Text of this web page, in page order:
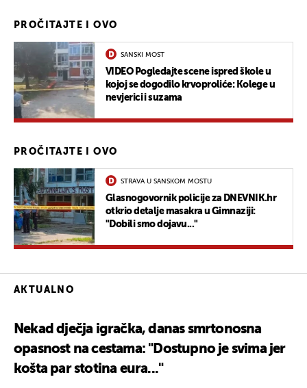
PROČITAJTE I OVO
SANSKI MOST
VIDEO Pogledajte scene ispred škole u
kojoj se dogodilo krvoproliće: Kolege u
nevjerici i suzama
PROČITAJTE I OVO
STRAVA U SANSKOM MOSTU
Glasnogovornik policije za DNEVNIK.hr
otkrio detalje masakra u Gimnaziji:
"Dobili smo dojavu..."
AKTUALNO
Nekad dječja igračka, danas smrtonosna
opasnost na cestama: "Dostupno je svima jer
košta par stotina eura..."